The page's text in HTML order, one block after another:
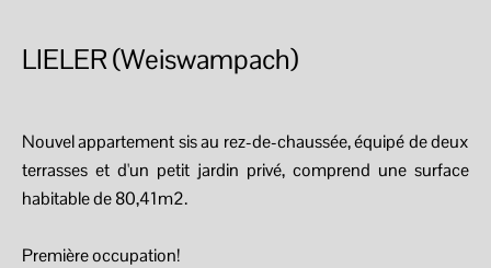
LIELER (Weiswampach)
Nouvel appartement sis au rez-de-chaussée, équipé de deux
terrasses et d'un petit jardin privé, comprend une surface
habitable de 80,41m2.
Première occupation!